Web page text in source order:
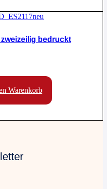
bedruckt
Warenkorb